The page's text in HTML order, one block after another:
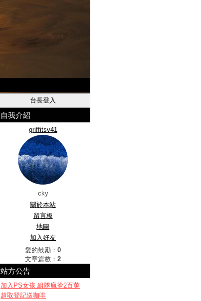
自我介紹
griffitsv41
cky
關於本站
留言板
地圖
加入好友
愛的鼓勵： 0
文章篇數： 2
站方公告
加入PS女孩 組隊瘋搶2百萬
超取登記送咖啡